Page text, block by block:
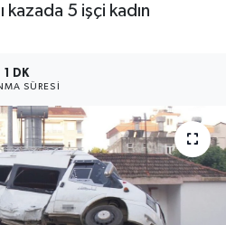
kazada 5 işçi kadın
1 DK
SÜRESI